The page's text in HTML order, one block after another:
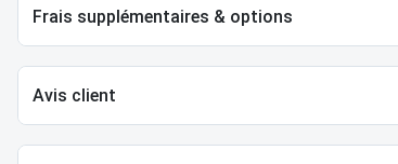
Frais supplémentaires & options
Avis client